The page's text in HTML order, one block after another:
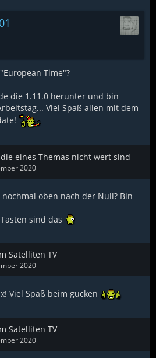
Time"?
die 1.11.0 herunter und bin
Viel Spaß allen mit dem
eines Themas nicht wert sind
2020
oben nach der Null? Bin
sind das
Satelliten TV
2020
Viel Spaß beim gucken
Satelliten TV
2020